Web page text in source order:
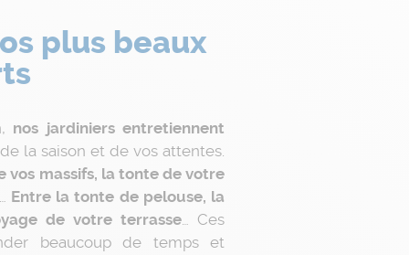
plus beaux
nos jardiniers entretiennent
la saison et de vos attentes.
vos massifs, la tonte de votre
Entre la tonte de pelouse, la
de votre terrasse… Ces
beaucoup de temps et